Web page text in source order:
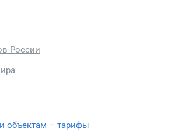
России
объектам – тарифы